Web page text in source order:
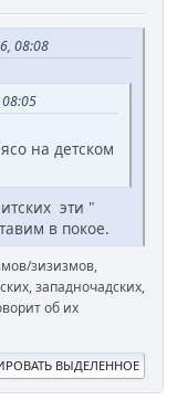
08:08
на детском
эти "
в покое.
зизизмов,
западночадских,
об их
ВЫДЕЛЕННОЕ